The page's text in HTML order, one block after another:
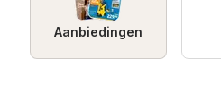
Aanbiedingen